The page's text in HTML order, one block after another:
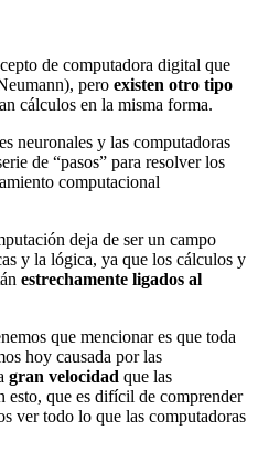
de computadora digital que
pero existen otro tipo
cálculos en la misma forma.
neuronales y las computadoras
de “pasos” para resolver los
computacional
deja de ser un campo
y la lógica, ya que los cálculos y
estrechamente ligados al
que mencionar es que toda
hoy causada por las
gran velocidad que las
esto, que es difícil de comprender
ver todo lo que las computadoras